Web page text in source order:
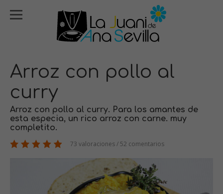
Arroz con pollo al
curry
Arroz con pollo al curry. Para los amantes de
esta especia, un rico arroz con carne. muy
completito.
73 valoraciones / 52 comentarios